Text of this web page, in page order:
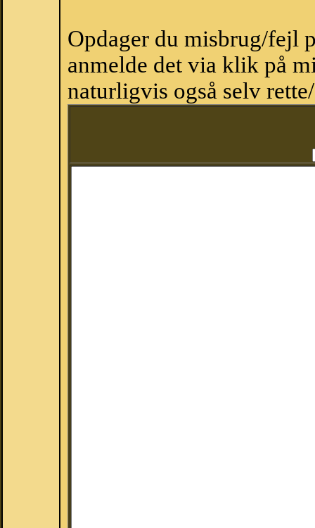
Opdager du misbrug/fejl
anmelde det via klik på
naturligvis også selv